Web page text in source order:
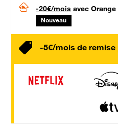
-20€/mois avec
Nouveau
-5€/mois de